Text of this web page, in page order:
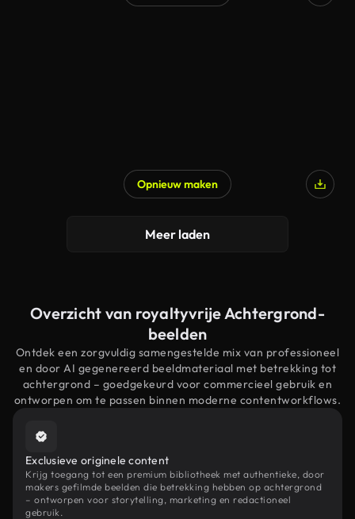
Opnieuw maken
Meer laden
Overzicht van royaltyvrije Achtergrond-
beelden
Ontdek een zorgvuldig samengestelde mix van professioneel
en door AI gegenereerd beeldmateriaal met betrekking tot
achtergrond – goedgekeurd voor commercieel gebruik en
ontworpen om te passen binnen moderne contentworkflows.
Exclusieve originele content
Krijg toegang tot een premium bibliotheek met authentieke, door
makers gefilmde beelden die betrekking hebben op achtergrond
– ontworpen voor storytelling, marketing en redactioneel
gebruik.